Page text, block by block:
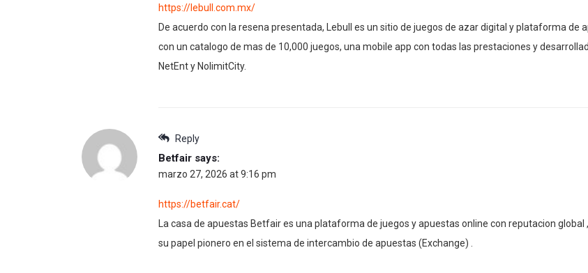
https://lebull.com.mx/
De acuerdo con la resena presentada, Lebull es un sitio de juegos de azar digital y plataforma
con un catalogo de mas de 10,000 juegos, una mobile app con todas las prestaciones y
NetEnt y NolimitCity.
Reply
Betfair says:
marzo 27, 2026 at 9:16 pm
https://betfair.cat/
La casa de apuestas Betfair es una plataforma de juegos y apuestas online con reputacion
su papel pionero en el sistema de intercambio de apuestas (Exchange) .